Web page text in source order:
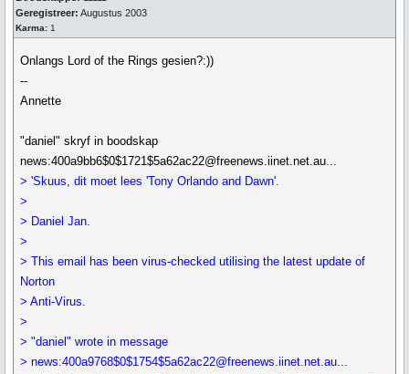
Geregistreer: Augustus 2003
Karma: 1
Onlangs Lord of the Rings gesien?:))
--
Annette
"daniel" skryf in boodskap
news:400a9bb6$0$1721$5a62ac22@freenews.iinet.net.au...
> 'Skuus, dit moet lees 'Tony Orlando and Dawn'.
>
> Daniel Jan.
>
> This email has been virus-checked utilising the latest update of
Norton
> Anti-Virus.
>
> "daniel" wrote in message
> news:400a9768$0$1754$5a62ac22@freenews.iinet.net.au...